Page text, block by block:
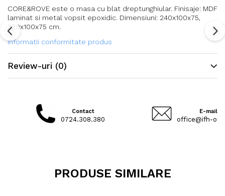
CORE&ROVE este o masa cu blat dreptunghiular. Finisaje: MDF
laminat si metal vopsit epoxidic. Dimensiuni: 240x100x75,
320x100x75 cm.
Informatii conformitate produs
Review-uri (0)
Contact
0724.308.380
E-mail
office@ifh-
PRODUSE SIMILARE